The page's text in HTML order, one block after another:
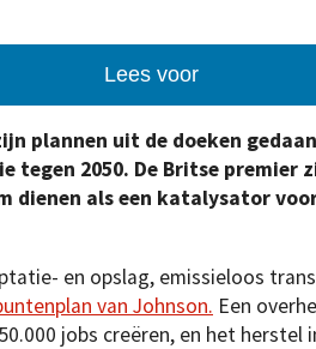
Lees voor
plannen uit de doeken
tegen 2050. De Britse premier
dienen als een katalysator
en opslag, emissieloos
van Johnson. Een
jobs creëren, en het herstel